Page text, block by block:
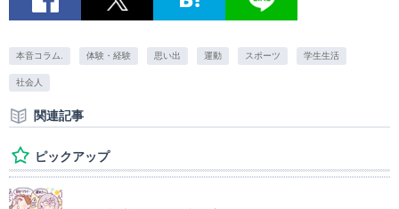
本音コラム. 体験・経験 思い出 運動 スポーツ 学生生活
社会人
関連記事
ピックアップ